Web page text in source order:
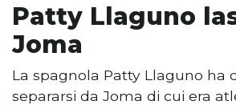
Patty Llaguno
Joma
La spagnola Patty Llaguno ha
separarsi da Joma di cui era